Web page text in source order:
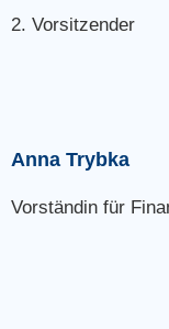
2. Vorsitzender
Anna Trybka
Vorständin für